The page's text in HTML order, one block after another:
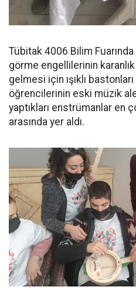
Tübitak 4006 Bilim
görme engellilerinin
gelmesi için ışıklı
öğrencilerinin eski müzik
yaptıkları enstrümanlar en
arasında yer aldı.